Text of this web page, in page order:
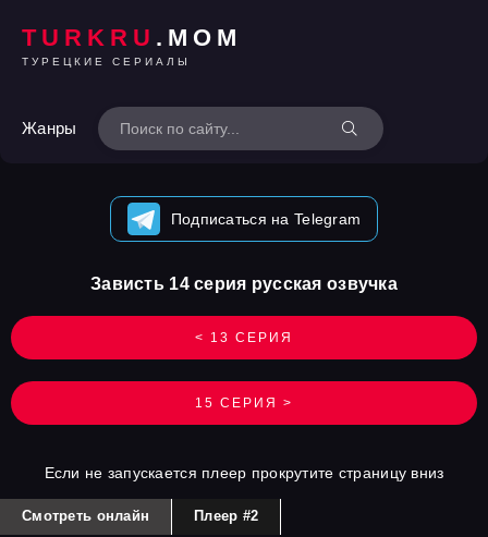
TURKRU .MOM
ТУРЕЦКИЕ СЕРИАЛЫ
Жанры
Подписаться на Telegram
< 13 СЕРИЯ
Зависть 14 серия русская озвучка
15 СЕРИЯ >
Если не запускается плеер прокрутите страницу вниз
Смотреть онлайн Плеер #2